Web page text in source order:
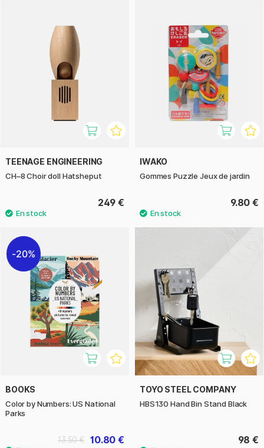
TEENAGE ENGINEERING
CH–8 Choir doll Hatsheput
249 €
IWAKO
Gommes Puzzle Jeux de jardin
9.80 €
20%
BOOKS
Color by Numbers: US National
Parks
10.80 €
13.50 €
TOYO STEEL COMPANY
HBS130 Hand Bin Stand Black
98 €